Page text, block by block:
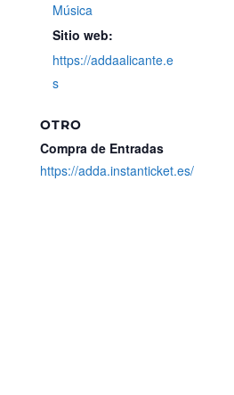
Música
Sitio web:
https://addaalicante.e
s
OTRO
Compra de Entradas
https://adda.instanticket.es/